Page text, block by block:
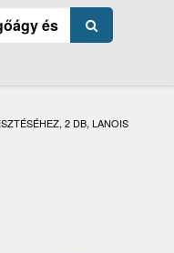
2 DB, LANOIS